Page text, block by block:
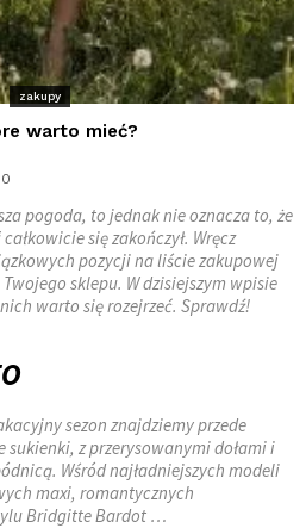
zakupy
warto mieć?
0
pogoda, to jednak nie oznacza to, że
całkowicie się zakończył. Wręcz
pozycji na liście zakupowej
sklepu. W dzisiejszym wpisie
warto się rozejrzeć. Sprawdź!
sezon znajdziemy przede
z przerysowanymi dołami i
Wśród najładniejszych modeli
maxi, romantycznych
Bridgitte Bardot …